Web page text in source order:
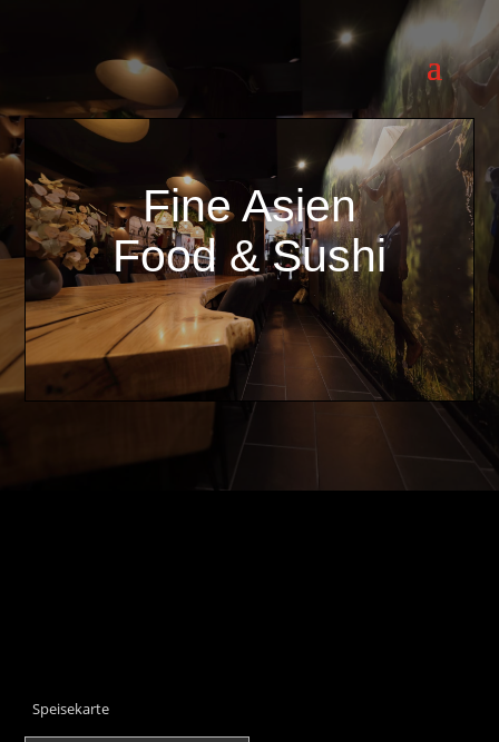
Fine Asien
Food & Sushi
Select menu